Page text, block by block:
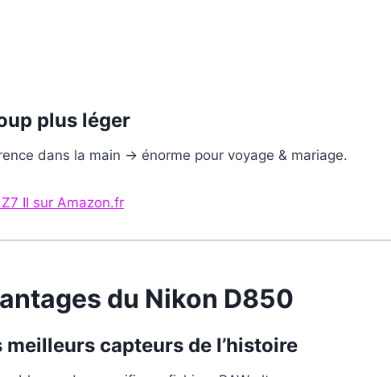
plus léger
dans la main → énorme pour voyage & mariage.
II sur Amazon.fr
du Nikon D850
meilleurs capteurs de l’histoire